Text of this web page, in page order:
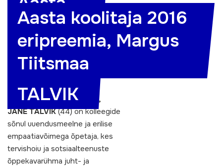
koolitaja
2016 –
JANE
TALVIK
Aasta koolitaja 2016
eripreemia, Margus
Tiitsmaa
AASTA KOOLITAJA 2016,
JANE TALVIK(44) on kolleegide
sõnul uuendusmeelne ja erilise
empaatiavõimega õpetaja, kes
tervishoiu ja sotsiaalteenuste
õppekavarühma juht- ja